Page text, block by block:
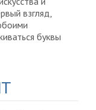
взгляд,
буквы